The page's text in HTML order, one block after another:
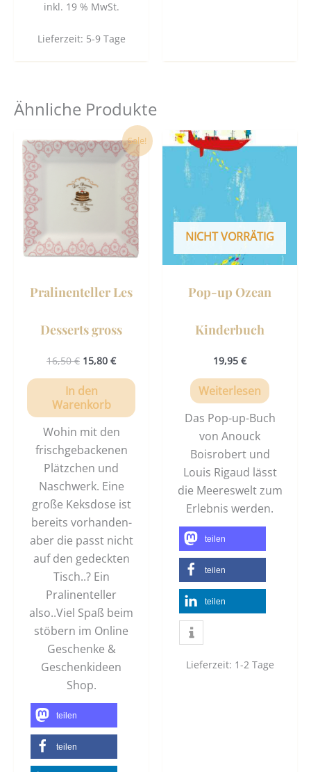
inkl. 19 % MwSt.
Lieferzeit: 5-9 Tage
Ähnliche Produkte
Sale!
Pralinenteller Les
Desserts gross
16,50€
Ursprünglicher
Preis
war:
15,80 €
Aktueller
Preis
ist:
15,80 €.
In den
Warenkorb
Wohin mit den
frischgebackenen
Plätzchen und
Naschwerk. Eine
große Keksdose ist
bereits vorhanden-
aber die passt nicht
auf den gedeckten
Tisch..? Ein
Pralinenteller
also..Viel Spaß beim
stöbern im Online
Geschenke &
Geschenkideen
Shop.
teilen
teilen
NICHT VORRÄTIG
Pop-up Ozean
Kinderbuch
19,95 €
Weiterlesen
Das Pop-up-Buch
von Anouck
Boisrobert und
Louis Rigaud lässt
die Meereswelt zum
Erlebnis werden.
teilen
teilen
teilen
Lieferzeit: 1-2 Tage